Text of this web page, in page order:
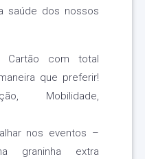
saúde dos nossos
Cartão com total
que preferir!
Mobilidade,
nos eventos –
graninha extra